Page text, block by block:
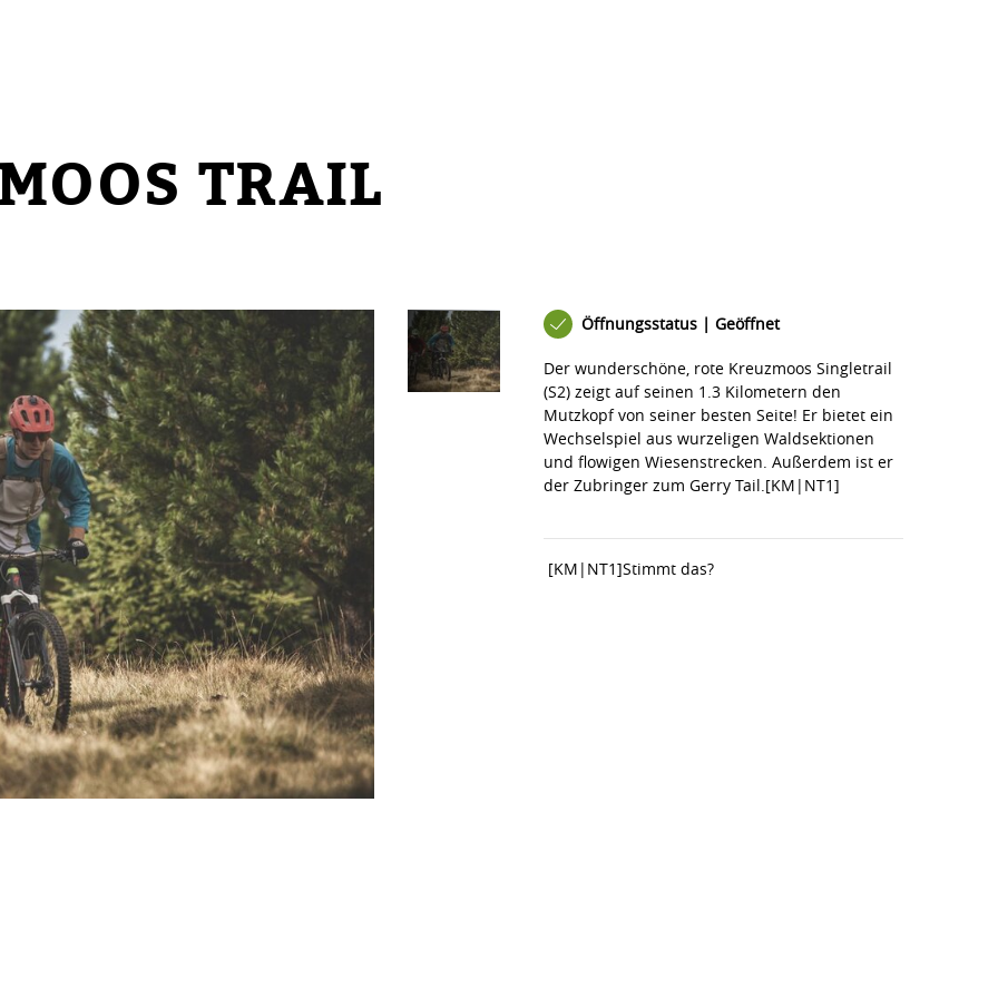
TRAIL
Öffnungsstatus | Geöffnet
Der wunderschöne, rote Kreuzmoos Singletrail
(S2) zeigt auf seinen 1.3 Kilometern den
Mutzkopf von seiner besten Seite! Er bietet ein
Wechselspiel aus wurzeligen Waldsektionen
und flowigen Wiesenstrecken. Außerdem ist er
derZubringer zum Gerry Tail.[KM|NT1]
[KM|NT1]Stimmt das?